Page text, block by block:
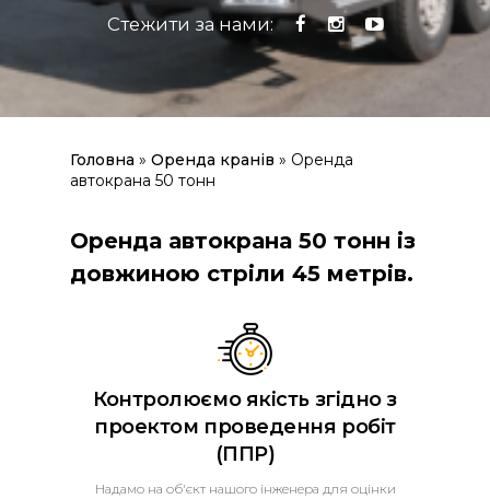
Стежити за нами:
Головна » Оренда кранів » Оренда
автокрана 50 тонн
Оренда автокрана 50 тонн із
довжиною стріли 45 метрів.
Контролюємо якість згідно з
проектом проведення робіт
(ППР)
Надамо на об'єкт нашого інженера для оцінки